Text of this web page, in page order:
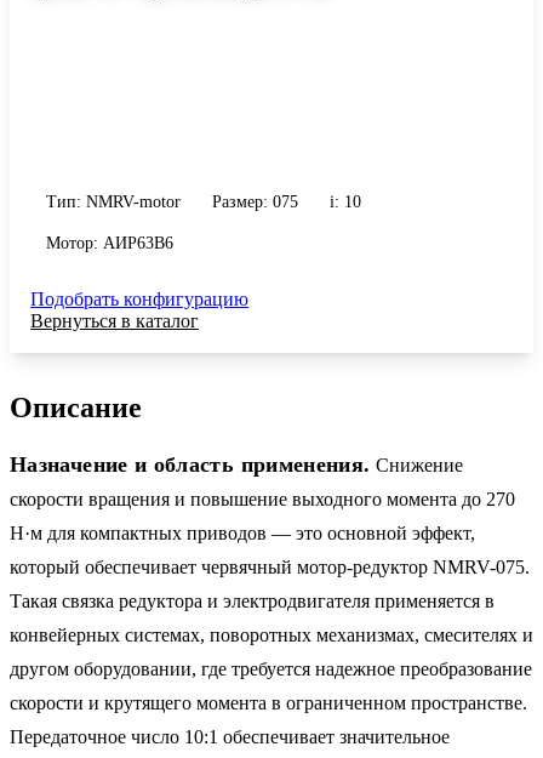
Тип: NMRV-motor Размер: 075 i: 10
Мотор: АИР63B6
Подобрать конфигурацию
Вернуться в каталог
Описание
Назначение и область применения. Снижение
скорости вращения и повышение выходного момента до 270
Н·м для компактных приводов — это основной эффект,
который обеспечивает червячный мотор-редуктор NMRV-075.
Такая связка редуктора и электродвигателя применяется в
конвейерных системах, поворотных механизмах, смесителях и
другом оборудовании, где требуется надежное преобразование
скорости и крутящего момента в ограниченном пространстве.
Передаточное число 10:1 обеспечивает значительное